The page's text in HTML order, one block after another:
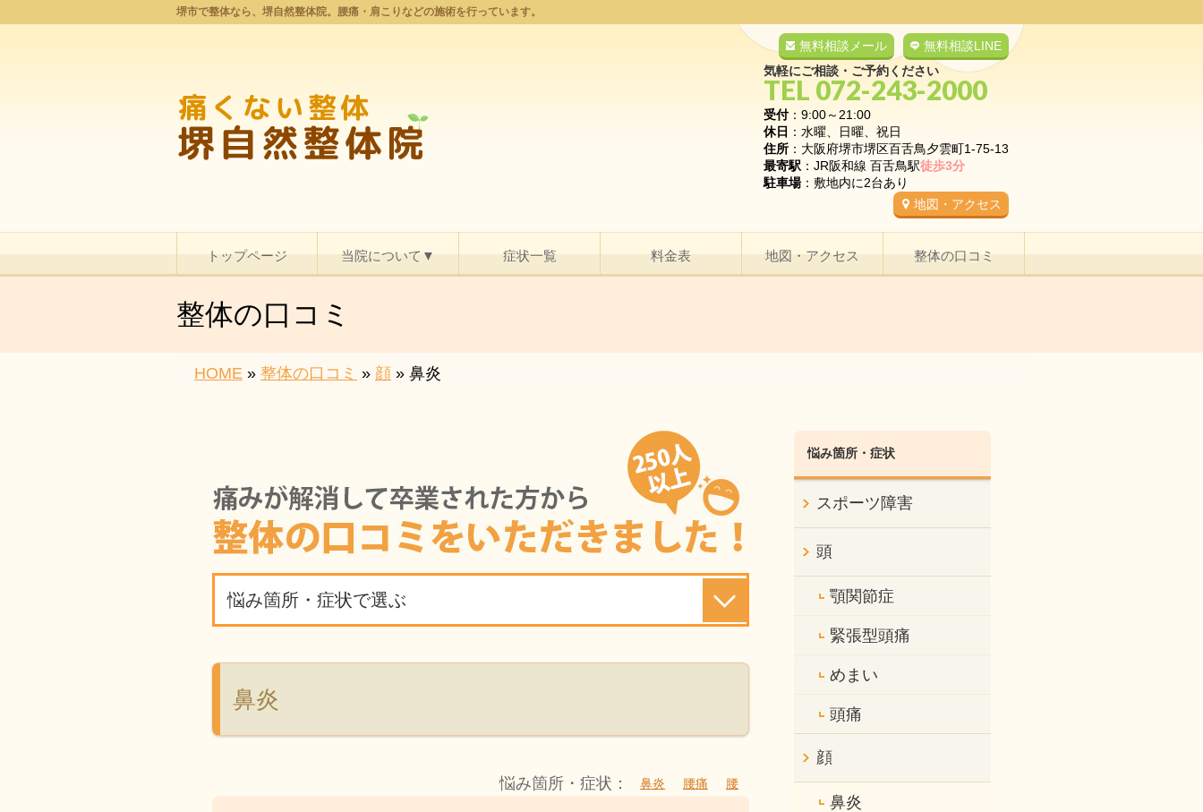
堺市で整体なら、堺自然整体院。腰痛・肩こりなどの施術を行っています。
無料相談LINE
無料相談メール
気軽にご相談・ご予約ください
TEL 072-243-2000
受付：9:00～21:00
休日 ：水曜、日曜、祝日
住所 ：大阪府堺市堺区百舌鳥夕雲町1-75-13
最寄駅 ：JR阪和線 百舌鳥駅徒歩3分
駐車場：敷地内に2台あり
地図・アクセス
トップページ 当院について▼ 症状一覧 料金表 地図・アクセス 整体の口コミ
整体の口コミ
HOME » 整体の口コミ » 顔 » 鼻炎
悩み箇所・症状で選ぶ
鼻炎
悩み箇所・症状： 鼻炎 腰痛 腰
悩み箇所・症状
スポーツ障害
頭
顎関節症
緊張型頭痛
めまい
頭痛
顔
鼻炎